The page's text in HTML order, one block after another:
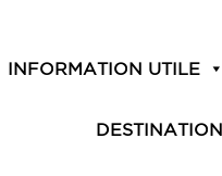
INFORMATION UTILE